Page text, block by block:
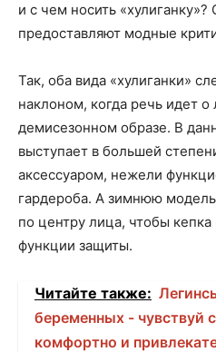
и с чем носить
предоставляют модные
Так, оба вида «хулиганки»
наклоном, когда речь идет
демисезонном образе. В
выступает в большей
аксессуаром, нежели
гардероба. А зимнюю
по центру лица, чтобы
функции защиты.
Читайте также:
беременных - чувствуй
комфортно и